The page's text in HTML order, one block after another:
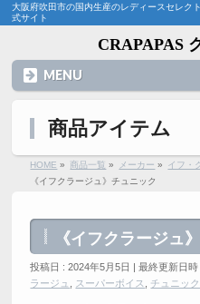
大阪府吹田市の国内生産のレディースセレク
式サイト
CRAPAPAS
MENU
商品アイテム
HOME » 商品一覧 » メーカー » イフ・
《イフクラージュ》チュニック
《イフクラージュ
投稿日 : 2024年5月5日 最終更新日時
ラージュ
スーパーボイス チュニック